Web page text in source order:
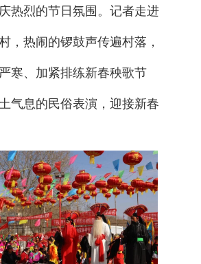
热烈的节日氛围。记者走进
，热闹的锣鼓声传遍村落，
寒、加紧排练新春秧歌节
气息的民俗表演，迎接新春